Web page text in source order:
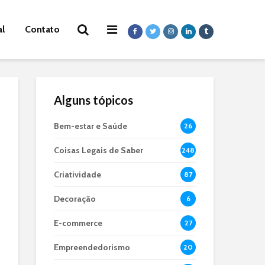
Contato
Alguns tópicos
Bem-estar e Saúde 26
Coisas Legais de Saber 248
Criatividade 87
Decoração 6
E-commerce 27
Empreendedorismo 20